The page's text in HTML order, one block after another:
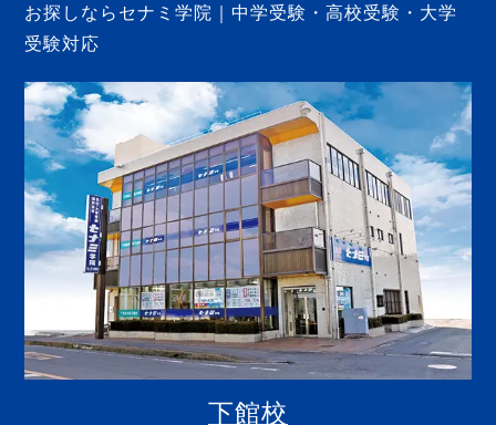
お探しならセナミ学院｜中学受験・高校受験・大学
受験対応
下館校